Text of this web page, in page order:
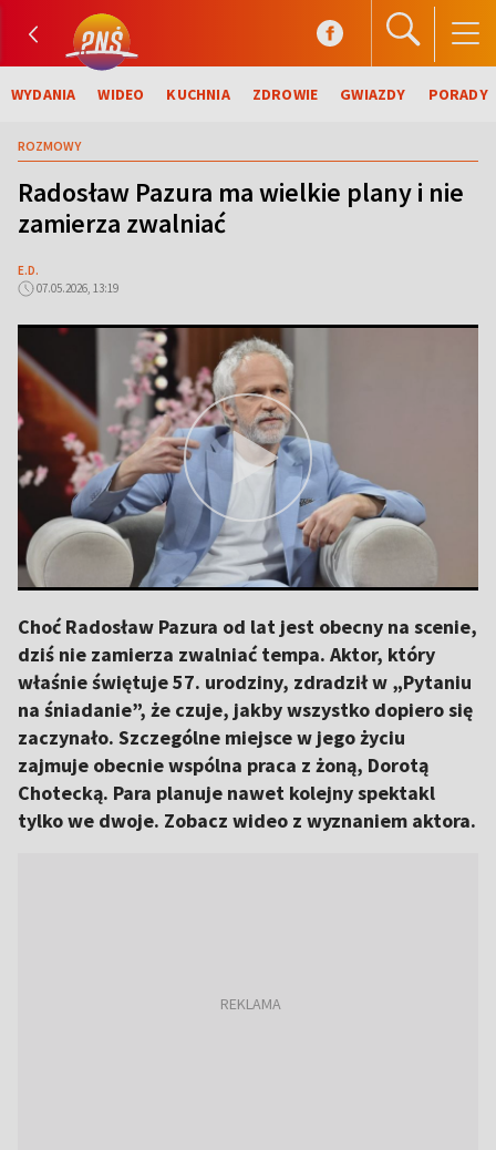
WYDANIA WIDEO KUCHNIA ZDROWIE GWIAZDY PORADY
ROZMOWY
Radosław Pazura ma wielkie plany i nie
zamierza zwalniać
E.D.
07.05.2026, 13:19
Choć Radosław Pazura od lat jest obecny na scenie,
dziś nie zamierza zwalniać tempa. Aktor, który
właśnie świętuje 57. urodziny, zdradził w „Pytaniu
na śniadanie”, że czuje, jakby wszystko dopiero się
zaczynało. Szczególne miejsce w jego życiu
zajmuje obecnie wspólna praca z żoną, Dorotą
Chotecką. Para planuje nawet kolejny spektakl
tylko we dwoje. Zobacz wideo z wyznaniem aktora.